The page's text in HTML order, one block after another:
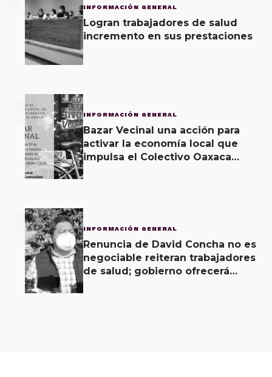
INFORMACIÓN GENERAL
Logran trabajadores de salud
incremento en sus prestaciones
2 INFORMACIÓN GENERAL
Bazar Vecinal una acción para
activar la economía local que
impulsa el Colectivo Oaxaca
3 INFORMACIÓN GENERAL
Renuncia de David Concha no es
negociable reiteran trabajadores
de salud; gobierno ofrecerá